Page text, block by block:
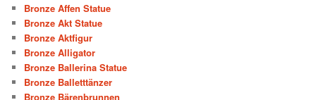
Bronze Affen Statue
Bronze Akt Statue
Bronze Aktfigur
Bronze Alligator
Bronze Ballerina Statue
Bronze Balletttänzer
Bronze Bärenbrunnen